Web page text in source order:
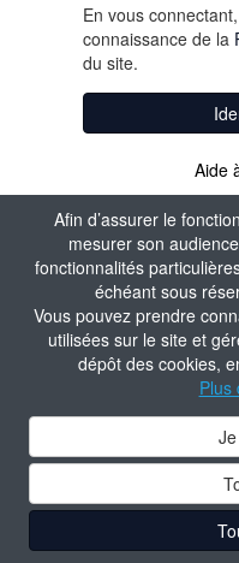
Afin d’assurer le
mesurer son
fonctionnalités
échéant sous
Vous pouvez prendre
utilisées sur le site et
dépôt des cookies,
Plus
En vous
connaissance de la
du site.
Aide